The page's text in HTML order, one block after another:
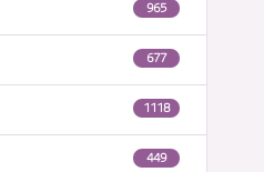
965
677
1118
449